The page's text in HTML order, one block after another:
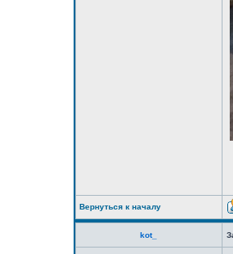
Вернуться к началу
kot_